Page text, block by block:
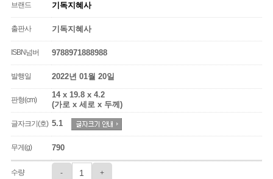
브랜드 기독지혜사
출판사 기독지혜사
ISBN넘버 9788971888988
발행일 2022년 01월 20일
판형(cm)
14 x 19.8 x 4.2
(가로 x 세로 x 두께)
글자크기(호) 5.1
무게(g) 790
수량 - +